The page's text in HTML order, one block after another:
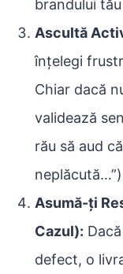
brandului
Ascultă
înțelegi
Chiar dacă
validează
rău să aud
Asumă-ți
Cazul):
defect, o